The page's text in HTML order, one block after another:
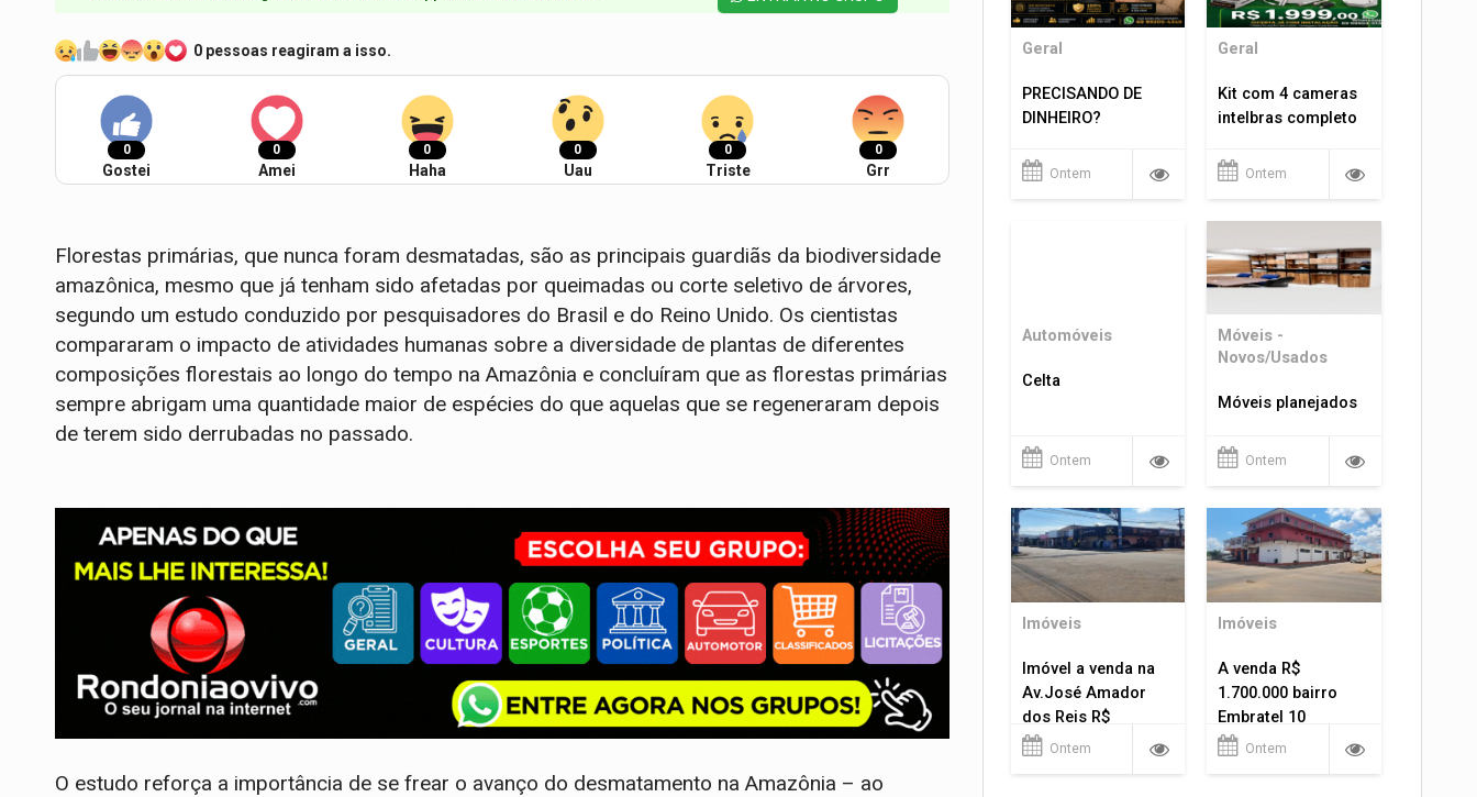
0 pessoas reagiram a isso.
0
Gostei
0
Amei
0
Haha
0
Uau
0
Triste
0
Grr
Florestas primárias, que nunca foram desmatadas, são as principais guardiãs da biodiversidade
amazônica, mesmo que já tenham sido afetadas por queimadas ou corte seletivo de árvores,
segundo um estudo conduzido por pesquisadores do Brasil e do Reino Unido. Os cientistas
compararam o impacto de atividades humanas sobre a diversidade de plantas de diferentes
composições florestais ao longo do tempo na Amazônia e concluíram que as florestas primárias
sempre abrigam uma quantidade maior de espécies do que aquelas que se regeneraram depois
de terem sido derrubadas no passado.
O estudo reforça a importância de se frear o avanço do desmatamento na Amazônia – ao
Geral
PRECISANDO DE
DINHEIRO?
Ontem
Geral
Kit com 4 cameras
intelbras completo
Ontem
Automóveis
Celta
Ontem
Móveis -
Novos/Usados
Móveis planejados
Ontem
Imóveis
Imóvel a venda na
Av.José Amador
dos Reis R$
1.400.000
Ontem
Imóveis
A venda R$
1.700.000 bairro
Embratel 10
apartamentos!
Ontem